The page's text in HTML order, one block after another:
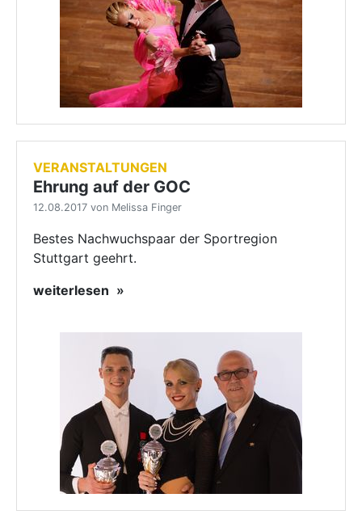
VERANSTALTUNGEN
Ehrung auf der GOC
12.08.2017 von Melissa Finger
Bestes Nachwuchspaar der Sportregion
Stuttgart geehrt.
weiterlesen